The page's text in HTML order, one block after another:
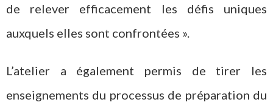
de relever efficacement les défis uniques
auxquels elles sont confrontées ».
L’atelier a également permis de tirer les
enseignements du processus de préparation du